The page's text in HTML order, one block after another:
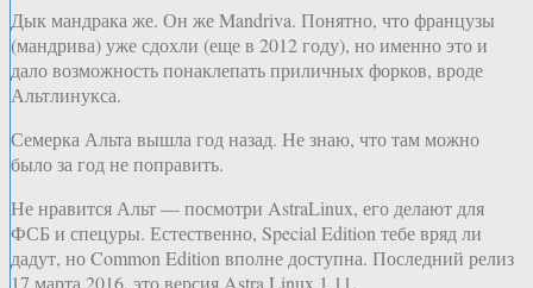
Дык мандрака же. Он же Mandriva. Понятно, что французы
(мандрива) уже сдохли (еще в 2012 году), но именно это и
дало возможность понаклепать приличных форков, вроде
Альтлинукса.
Семерка Альта вышла год назад. Не знаю, что там можно
было за год не поправить.
Не нравится Альт — посмотри AstraLinux, его делают для
ФСБ и спецуры. Естественно, Special Edition тебе вряд ли
дадут, но Common Edition вполне доступна. Последний релиз
17 марта 2016, это версия Astra Linux 1.11.